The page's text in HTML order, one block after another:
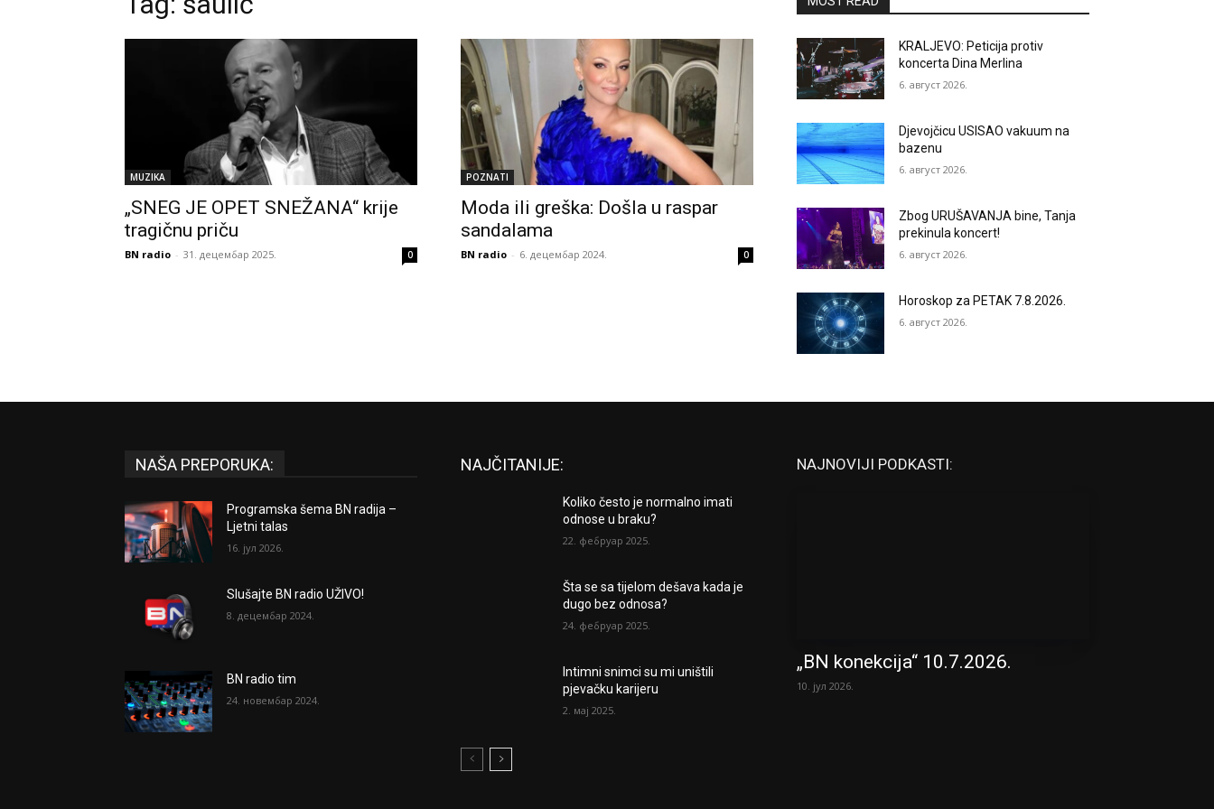
MUZIKA
„SNEG JE OPET SNEŽANA“ krije
tragičnu priču
BN radio - 31. децембар 2025. 0
POZNATI
Moda ili greška: Došla u raspar
sandalama
BN radio - 6. децембар 2024. 0
KRALJEVO: Peticija protiv
koncerta Dina Merlina
6. август 2026.
Djevojčicu USISAO vakuum na
bazenu
6. август 2026.
Zbog URUŠAVANJA bine, Tanja
prekinula koncert!
6. август 2026.
Horoskop za PETAK 7.8.2026.
6. август 2026.
NAŠA PREPORUKA:
Programska šema BN radija –
Ljetni talas
16. јул 2026.
Slušajte BN radio UŽIVO!
8. децембар 2024.
BN radio tim
24. новембар 2024.
NAJČITANIJE:
Koliko često je normalno imati
odnose u braku?
22. фебруар 2025.
Šta se sa tijelom dešava kada je
dugo bez odnosa?
24. фебруар 2025.
Intimni snimci su mi uništili
pjevačku karijeru
2. мај 2025.
NAJNOVIJI PODKASTI:
„BN konekcija“ 10.7.2026.
10. јул 2026.